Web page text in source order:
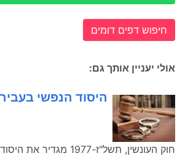
חיפוש דפים דומים
אולי יעניין אותך גם:
היסוד הנפשי
חוק העונשין, תשל"ז-1977